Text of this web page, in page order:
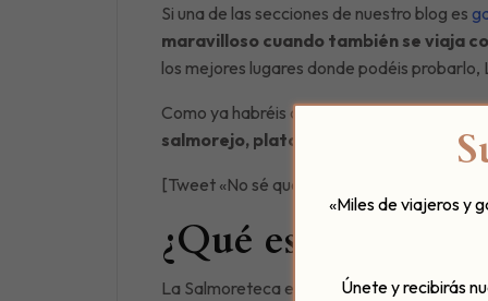
Si una de las secciones de nuestro blog es
maravilloso cuando también se viaja
los mejores lugares donde podéis probarlo,
Como ya habréis comprobado, venimos a
salmorejo, plato estrella y explosión
[Tweet «No sé qué #salmorejo elegir de
¿Qué es La
La Salmoreteca es un rincón
«Miles de viajeros y
Únete y recibirás